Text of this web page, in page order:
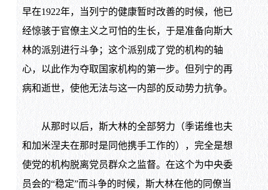
早在1922年，当列宁的健康暂时改善的时候，他已
经惊骇于官僚主义之可怕的生长，于是准备向斯大
林的派别进行斗争；这个派别成了党的机构的轴
心，以此作为夺取国家机构的第一步。但列宁的再
病和逝世，使他无法与这一内部的反动势力抗争。
从那时以后，斯大林的全部努力（季诺维也夫
和加米涅夫在那时是同他携手工作的），完全是想
使党的机构脱离党员群众之监督。在这个为中央委
员会的“稳定”而斗争的时候，斯大林在他的同僚当